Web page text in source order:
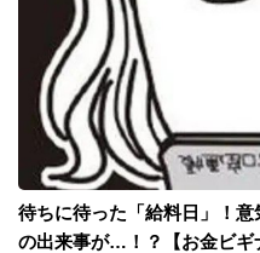
待ちに待った「給料日」！
の出来事が…！？【お金ビギ